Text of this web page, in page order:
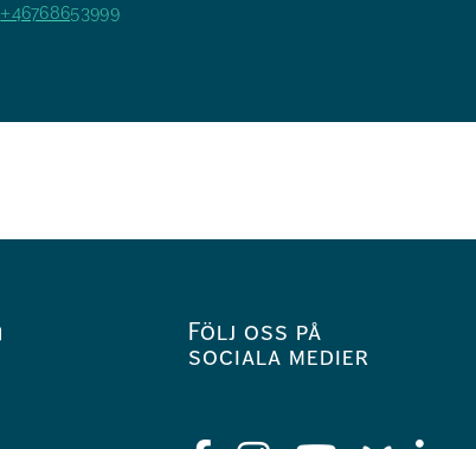
+46768653999
Följ oss på
sociala medier